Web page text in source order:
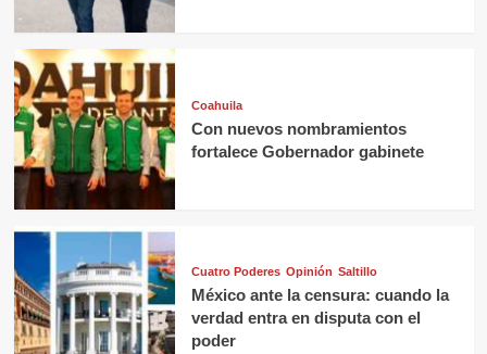
Coahuila
Con nuevos nombramientos
fortalece Gobernador gabinete
Cuatro Poderes Opinión Saltillo
México ante la censura: cuando la
verdad entra en disputa con el
poder